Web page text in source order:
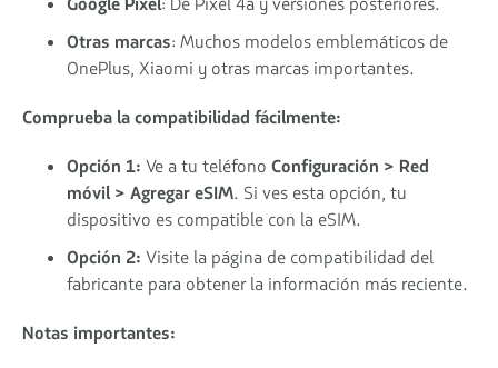
Otras marcas: Muchos modelos emblemáticos de
OnePlus, Xiaomi y otras marcas importantes.
Comprueba la compatibilidad fácilmente:
Opción 1: Ve a tu teléfono Configuración > Red
móvil > Agregar eSIM. Si ves esta opción, tu
dispositivo es compatible con la eSIM.
Opción 2: Visite la página de compatibilidad del
fabricante para obtener la información más reciente.
Notas importantes: